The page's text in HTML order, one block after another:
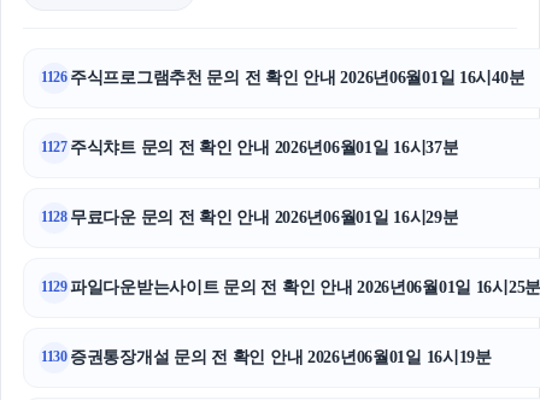
동탄피부과
폰테크
1126 주식프로그램추천 문의 전 확인 안내 2026년06월01일 16시40분
1127 주식챠트 문의 전 확인 안내 2026년06월01일 16시37분
1128 무료다운 문의 전 확인 안내 2026년06월01일 16시29분
1129파일다운받는사이트 문의 전 확인 안내 2026년06월01일 16시25
1130 증권통장개설 문의 전 확인 안내 2026년06월01일 16시19분